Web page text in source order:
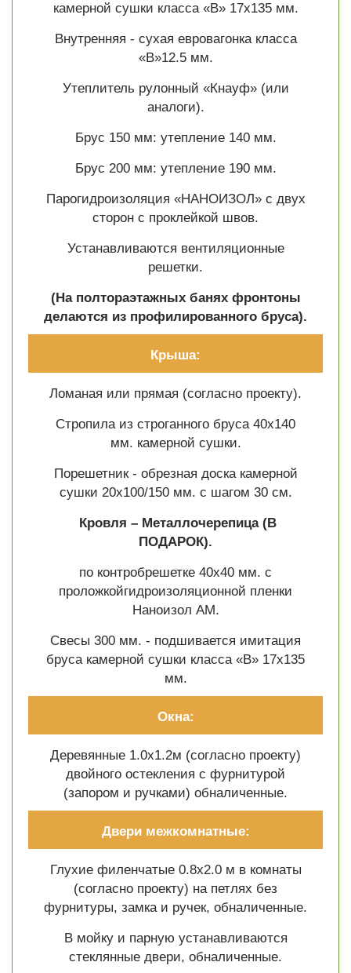
камерной сушки класса «В» 17х135 мм.
Внутренняя - сухая евровагонка класса
«В»12.5 мм.
Утеплитель рулонный «Кнауф» (или
аналоги).
Брус 150 мм: утепление 140 мм.
Брус 200 мм: утепление 190 мм.
Парогидроизоляция «НАНОИЗОЛ» с двух
сторон с проклейкой швов.
Устанавливаются вентиляционные
решетки.
(На полтораэтажных банях фронтоны
делаются из профилированного бруса).
Крыша:
Ломаная или прямая (согласно проекту).
Стропила из строганного бруса 40х140
мм. камерной сушки.
Порешетник - обрезная доска камерной
сушки 20х100/150 мм. с шагом 30 см.
Кровля – Металлочерепица (В
ПОДАРОК).
по контробрешетке 40х40 мм. с
проложкойгидроизоляционной пленки
Наноизол АМ.
Свесы 300 мм. - подшивается имитация
бруса камерной сушки класса «В» 17х135
мм.
Окна:
Деревянные 1.0х1.2м (согласно проекту)
двойного остекления с фурнитурой
(запором и ручками) обналиченные.
Двери межкомнатные:
Глухие филенчатые 0.8х2.0 м в комнаты
(согласно проекту) на петлях без
фурнитуры, замка и ручек, обналиченные.
В мойку и парную устанавливаются
стеклянные двери, обналиченные.